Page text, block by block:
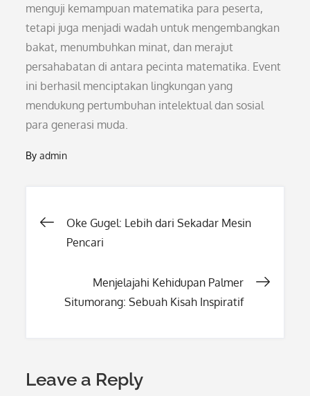
menguji kemampuan matematika para peserta,
tetapi juga menjadi wadah untuk mengembangkan
bakat, menumbuhkan minat, dan merajut
persahabatan di antara pecinta matematika. Event
ini berhasil menciptakan lingkungan yang
mendukung pertumbuhan intelektual dan sosial
para generasi muda.
Byadmin
Post
Oke Gugel: Lebih dari Sekadar Mesin
Pencari
Menjelajahi Kehidupan Palmer
Situmorang: Sebuah Kisah Inspiratif
Leave a Reply